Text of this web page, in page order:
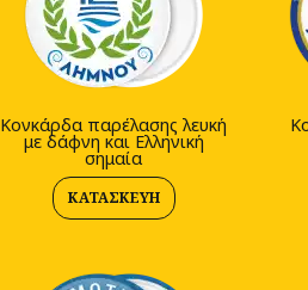
Κονκάρδα παρέλασης λευκή
με δάφνη και Ελληνική
σημαία
ΚΑΤΑΣΚΕΥΉ